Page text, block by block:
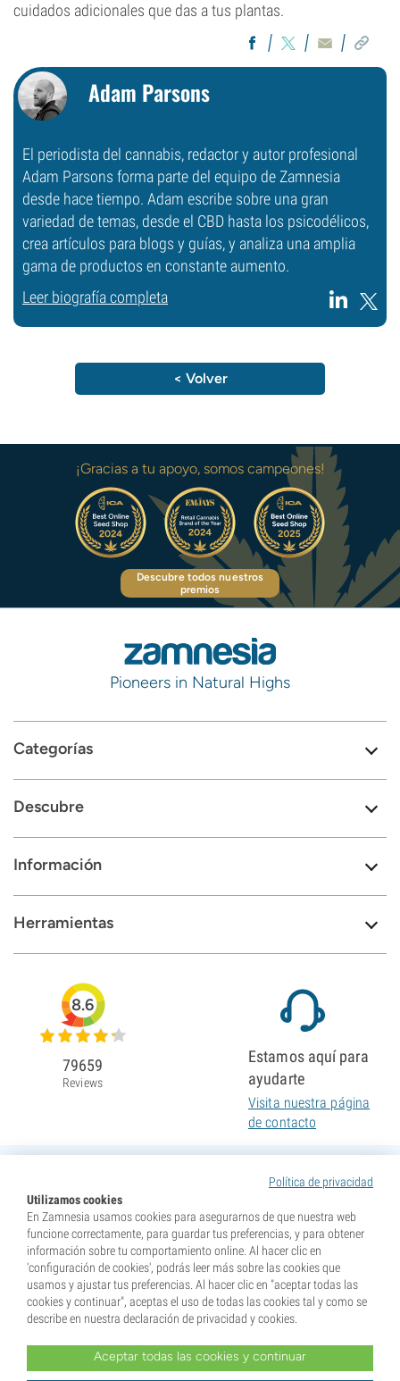
cuidados adicionales que das a tus plantas.
Adam Parsons
El periodista del cannabis, redactor y autor profesional
Adam Parsons forma parte del equipo de Zamnesia
desde hace tiempo. Adam escribe sobre una gran
variedad de temas, desde el CBD hasta los psicodélicos,
crea artículos para blogs y guías, y analiza una amplia
gama de productos en constante aumento.
Leer biografía completa
< Volver
¡Gracias a tu apoyo, somos campeones!
Descubre todos nuestros
premios
Pioneers in Natural Highs
Categorías
Descubre
Información
Herramientas
Política de privacidad
Utilizamos cookies
En Zamnesia usamos cookies para asegurarnos de que nuestra web
funcione correctamente, para guardar tus preferencias, y para obtener
información sobre tu comportamiento online. Al hacer clic en
'configuración de cookies', podrás leer más sobre las cookies que
usamos y ajustar tus preferencias. Al hacer clic en "aceptar todas las
cookies y continuar", aceptas el uso de todas las cookies tal y como se
describe en nuestra declaración de privacidad y cookies.
Aceptar todas las cookies y continuar
8.6
79659
Reviews
Estamos aquí para
ayudarte
Visita nuestra página
de contacto
* Nuestras semillas se venden como suvenires. La germinación de semillas es ilegal en muchos